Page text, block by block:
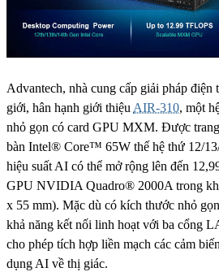
Advantech, nhà cung cấp giải pháp điện
giới, hân hạnh giới thiệu AIR-310, một
nhỏ gọn có card GPU MXM. Được
bàn Intel® Core™ 65W thế hệ thứ 12/
hiệu suất AI có thể mở rộng lên đến
GPU NVIDIA Quadro® 2000A trong
x 55 mm). Mặc dù có kích thước nhỏ
khả năng kết nối linh hoạt với ba cổng
cho phép tích hợp liền mạch các cảm
dụng AI về thị giác.